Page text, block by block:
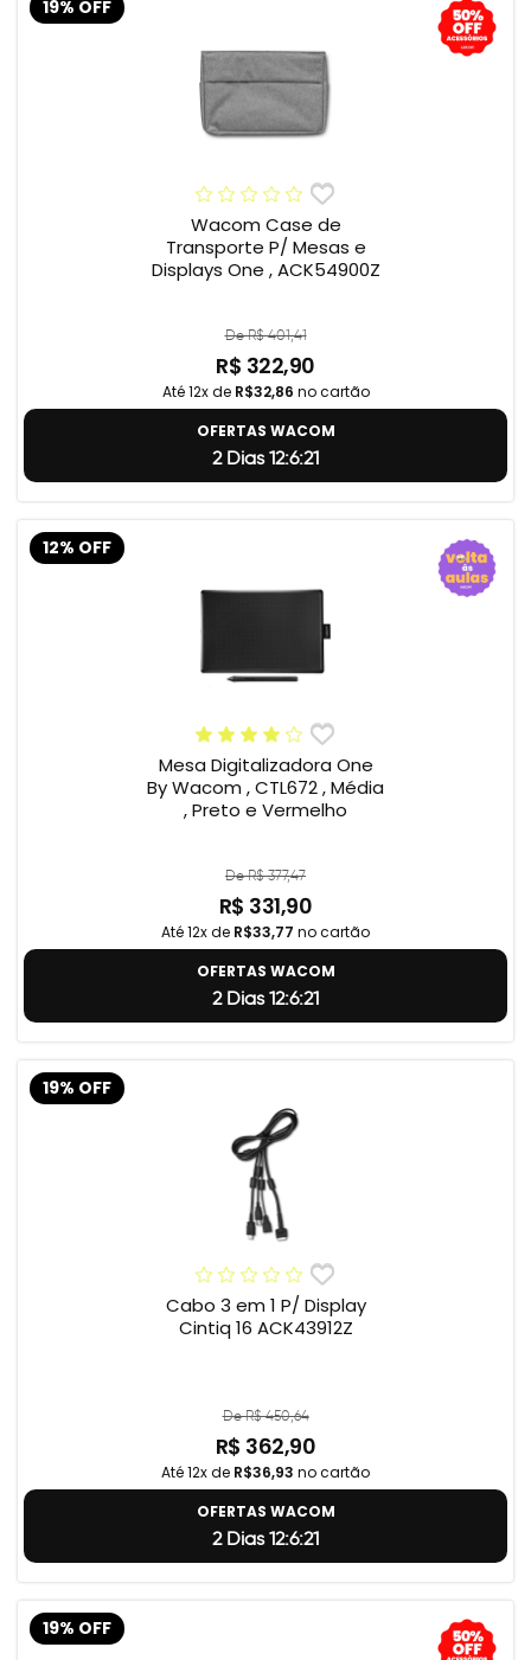
19% OFF
Wacom Case de
Transporte P/ Mesas e
Displays One , ACK54900Z
De R$ 401,41
R$ 322,90
Até 12x de R$32,86 no cartão
OFERTAS WACOM
2 Dias 12:6:20
12% OFF
Mesa Digitalizadora One
By Wacom , CTL672 , Média
, Preto e Vermelho
De R$ 377,47
R$ 331,90
Até 12x de R$33,77 no cartão
OFERTAS WACOM
2 Dias 12:6:20
19% OFF
Cabo 3 em 1 P/ Display
Cintiq 16 ACK43912Z
De R$ 450,64
R$ 362,90
Até 12x de R$36,93 no cartão
OFERTAS WACOM
2 Dias 12:6:20
19% OFF